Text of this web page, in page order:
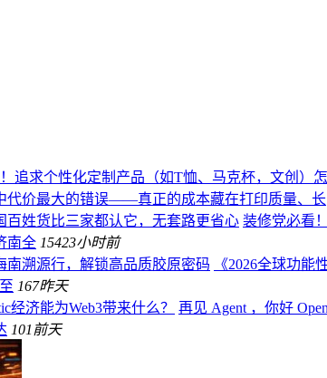
追求个性化定制产品（如T恤、马克杯，文创）
代价最大的错误——真正的成本藏在打印质量、长
百姓货比三家都认它，无套路更省心 装修党必看
南全 15423小时前
溯源行，解锁高品质胶原密码
《2026全球功
167昨天
经济能为Web3带来什么？
再见 Agent ，你好
101 前天